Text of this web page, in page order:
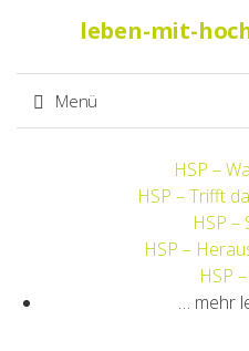
leben-mit-
Menü
HSP –
HSP – Trifft
HSP –
HSP –
HSP
… mehr